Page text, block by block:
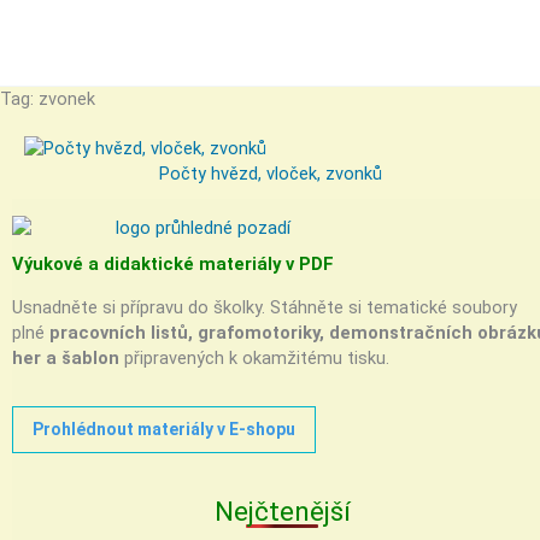
Tag: zvonek
Počty hvězd, vloček, zvonků
Výukové a didaktické materiály v PDF
Usnadněte si přípravu do školky. Stáhněte si tematické soubory
plné pracovních listů, grafomotoriky, demonstračních
her a šablon připravených k okamžitému tisku.
Prohlédnout materiály v E-shopu
Nejčtenější